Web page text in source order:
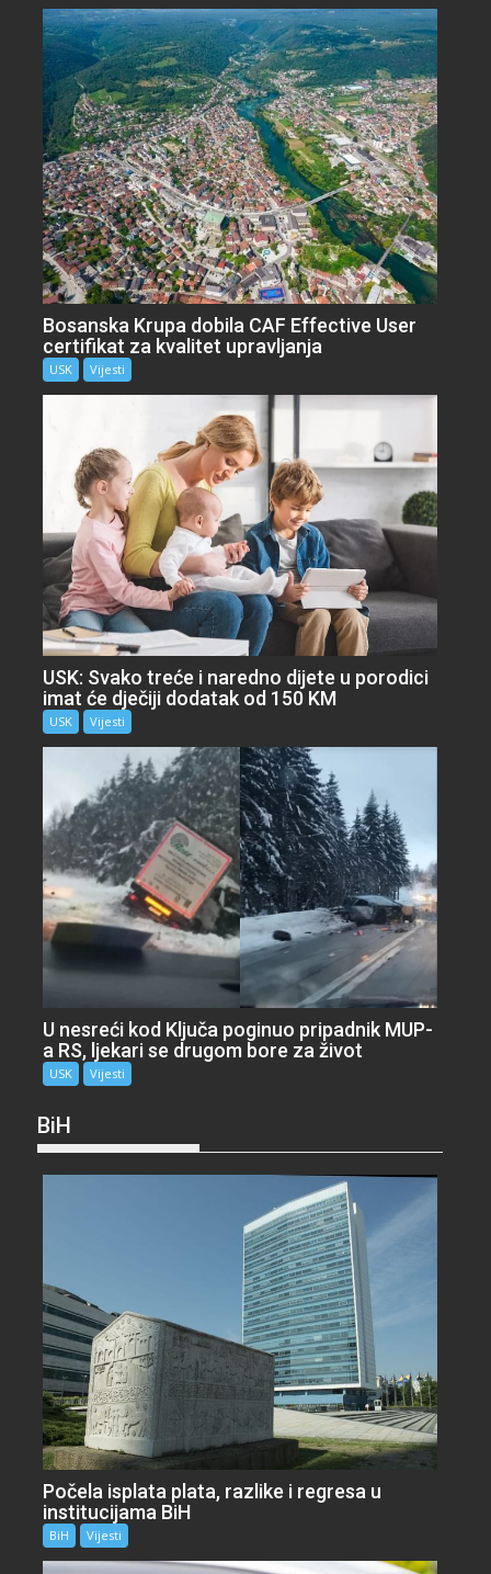
Bosanska Krupa dobila CAF Effective User
certifikat za kvalitet upravljanja
USK Vijesti
USK: Svako treće i naredno dijete u porodici
imat će dječiji dodatak od 150 KM
USK Vijesti
U nesreći kod Ključa poginuo pripadnik MUP-
a RS, ljekari se drugom bore za život
USK Vijesti
BiH
Počela isplata plata, razlike i regresa u
institucijama BiH
BiH Vijesti